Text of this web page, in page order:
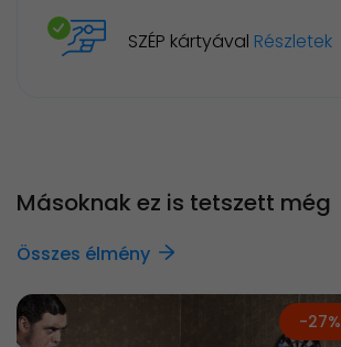
SZÉP kártyával Részletek
Másoknak ez is tetszett még
Összes élmény
-27%